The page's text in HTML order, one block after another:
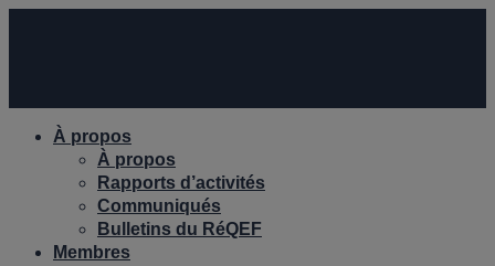
À propos
À propos
Rapports d’activités
Communiqués
Bulletins du RéQEF
Membres